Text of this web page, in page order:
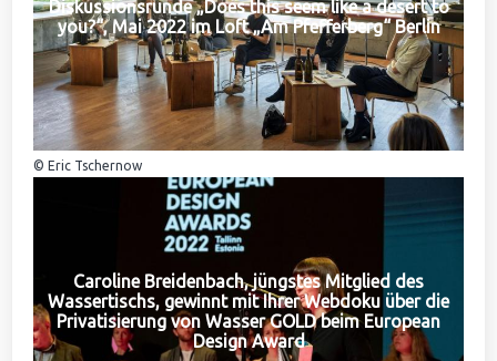
Diskussionsrunde „Does this seem like a desert to
you?“, Mai 2022 im Loft „Am Pfefferberg“ Berlin
© Eric Tschernow
Caroline Breidenbach, jüngstes Mitglied des
Wassertischs, gewinnt mit Ihrer Webdoku über die
Privatisierung von Wasser GOLD beim European
Design Award